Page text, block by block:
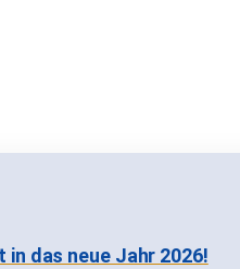
das neue Jahr 2026!